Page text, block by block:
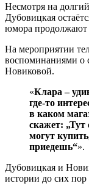
Несмотря на
Дубовицкая
юмора продолжают
На мероприятии
воспоминаниями о
Новиковой.
«Клара –
где-то
в каком
скажет: „Тут
могут
приедешь“».
Дубовицкая и
истории до сих